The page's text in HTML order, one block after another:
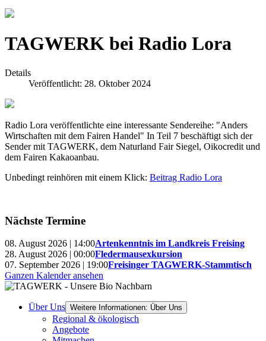
TAGWERK bei Radio Lora
Details
Veröffentlicht: 28. Oktober 2024
Radio Lora veröffentlichte eine interessante Sendereihe: "Anders
Wirtschaften mit dem Fairen Handel" In Teil 7 beschäftigt sich der
Sender mit TAGWERK, dem Naturland Fair Siegel, Oikocredit und
dem Fairen Kakaoanbau.
Unbedingt reinhören mit einem Klick: Beitrag Radio Lora
Nächste Termine
08. August 2026 | 14:00Artenkenntnis im Landkreis Freising
28. August 2026 | 00:00Fledermausexkursion
07. September 2026 | 19:00Freisinger TAGWERK-Stammtisch
Ganzen Kalender ansehen
Über Uns Weitere Informationen: Über Uns
Regional & ökologisch
Angebote